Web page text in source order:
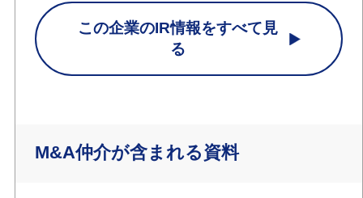
この企業のIR情報をすべて見
る
M&A仲介が含まれる資料